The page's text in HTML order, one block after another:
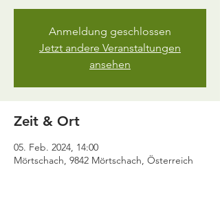
Anmeldung geschlossen
Jetzt andere Veranstaltungen
ansehen
Zeit & Ort
05. Feb. 2024, 14:00
Mörtschach, 9842 Mörtschach, Österreich